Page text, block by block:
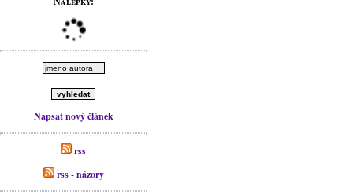
Napsat nový článek
rss
rss - názory